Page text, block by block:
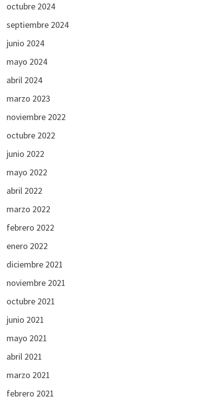
octubre 2024
septiembre 2024
junio 2024
mayo 2024
abril 2024
marzo 2023
noviembre 2022
octubre 2022
junio 2022
mayo 2022
abril 2022
marzo 2022
febrero 2022
enero 2022
diciembre 2021
noviembre 2021
octubre 2021
junio 2021
mayo 2021
abril 2021
marzo 2021
febrero 2021